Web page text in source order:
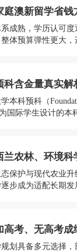
坑的全套省钱方案
庭澳新留学省钱
成熟，学历认可度
体预算弹性更大，
庭经济压力。本文
，梳理可落地的省
前提下，合理控制
科含金量真实解
本科预科（
国际学生设计的本
兰农林、环境科
保护与现代农业
步成为适配长期发
高考、无高考成
划具备多元选择